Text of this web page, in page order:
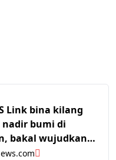
Link bina kilang
bumi di
bakal wujudkan
pekerjaan